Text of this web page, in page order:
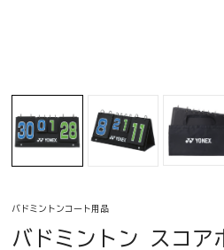
バドミントンコート用品
バドミントン スコア